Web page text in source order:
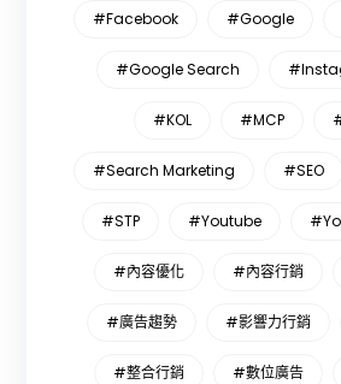
#Facebook #Google
#Google Search
#KOL #MCP
#Search Marketing #SEO
#STP #Youtube
#內容優化 #內容行銷
#廣告趨勢 #影響力行銷
#整合行銷 #數位廣告